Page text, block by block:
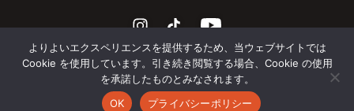
© 2023 YADEA
よりよいエクスペリエンスを提供するため、当ウェブサイトでは
Cookie を使用しています。引き続き閲覧する場合、Cookie の使用
を承諾したものとみなされます。
OK
プライバシーポリシー